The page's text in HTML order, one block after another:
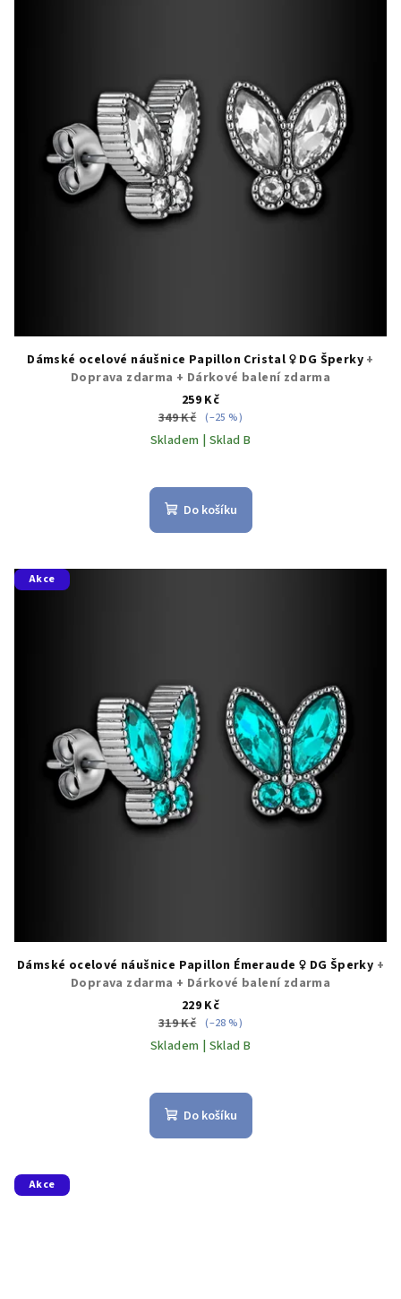
Dámské ocelové náušnice Papillon Cristal ♀️ DG Šperky +
Doprava zdarma + Dárkové balení zdarma
259 Kč
349 Kč (–25 %)
Skladem | Sklad B
Do košíku
Akce
Dámské ocelové náušnice Papillon Émeraude ♀️ DG Šperky +
Doprava zdarma + Dárkové balení zdarma
229 Kč
319 Kč (–28 %)
Skladem | Sklad B
Do košíku
Akce